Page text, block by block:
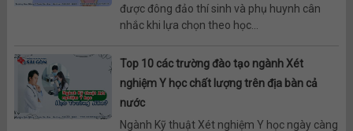
được đông đảo thí sinh và phụ huynh cân
nhắc khi lựa chọn theo học...
Top 10 các trường đào tạo ngành Xét
nghiệm Y học chất lượng trên địa bàn cả
nước
Ngành Kỹ thuật Xét nghiệm Y học ngày càng